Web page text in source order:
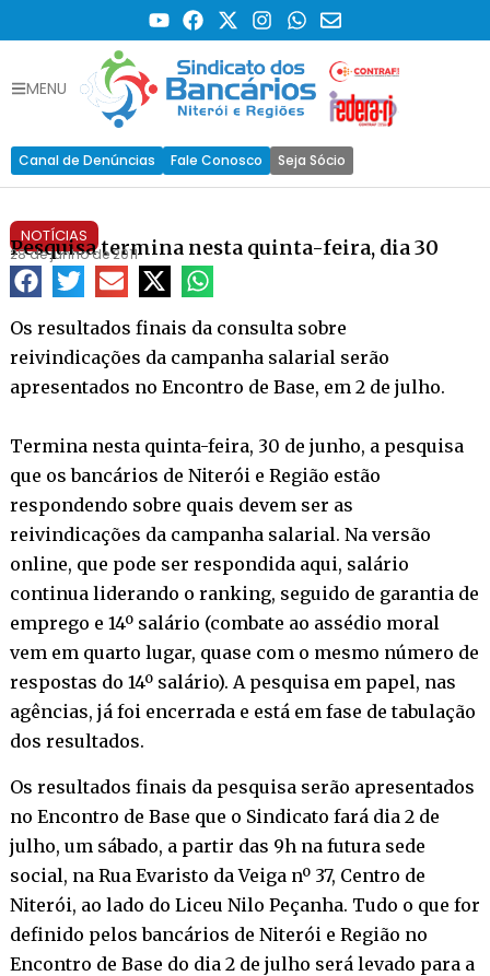
MENU
Canal de Denúncias Fale Conosco Seja Sócio
NOTÍCIAS
Pesquisa termina nesta quinta-feira, dia 30
28 de junho de 2011
Os resultados finais da consulta sobre
reivindicações da campanha salarial serão
apresentados no Encontro de Base, em 2 de julho.
Termina nesta quinta-feira, 30 de junho, a pesquisa
que os bancários de Niterói e Região estão
respondendo sobre quais devem ser as
reivindicações da campanha salarial. Na versão
online, que pode ser respondida aqui, salário
continua liderando o ranking, seguido de garantia de
emprego e 14º salário (combate ao assédio moral
vem em quarto lugar, quase com o mesmo número de
respostas do 14º salário). A pesquisa em papel, nas
agências, já foi encerrada e está em fase de tabulação
dos resultados.
Os resultados finais da pesquisa serão apresentados
no Encontro de Base que o Sindicato fará dia 2 de
julho, um sábado, a partir das 9h na futura sede
social, na Rua Evaristo da Veiga nº 37, Centro de
Niterói, ao lado do Liceu Nilo Peçanha. Tudo o que for
definido pelos bancários de Niterói e Região no
Encontro de Base do dia 2 de julho será levado para a